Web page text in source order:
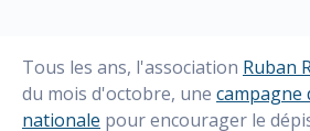
Tous les ans, l'association Ruban
du mois d'octobre, une
nationale pour encourager le